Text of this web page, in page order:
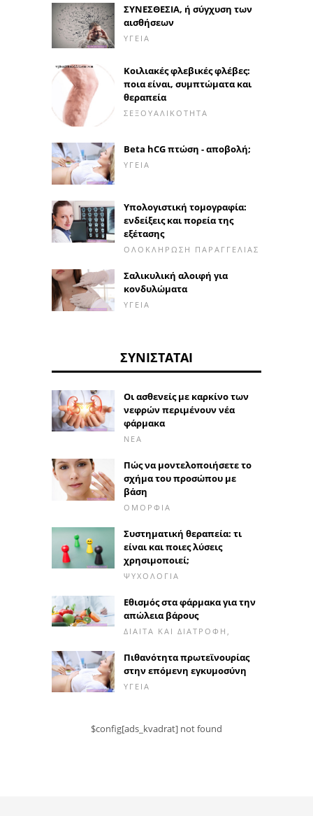
ΣΥΝΕΣΘΕΣΙΑ, ή σύγχυση των
αισθήσεων
ΥΓΕΊΑ
Κοιλιακές φλεβικές φλέβες:
ποια είναι, συμπτώματα και
θεραπεία
ΣΕΞΟΥΑΛΙΚΌΤΗΤΑ
Beta hCG πτώση - αποβολή;
ΥΓΕΊΑ
Υπολογιστική τομογραφία:
ενδείξεις και πορεία της
εξέτασης
ΟΛΟΚΛΉΡΩΣΗ ΠΑΡΑΓΓΕΛΊΑΣ
Σαλικυλική αλοιφή για
κονδυλώματα
ΥΓΕΊΑ
ΣΥΝΙΣΤΆΤΑΙ
Οι ασθενείς με καρκίνο των
νεφρών περιμένουν νέα
φάρμακα
ΝΈΑ
Πώς να μοντελοποιήσετε το
σχήμα του προσώπου με
βάση
ΟΜΟΡΦΙΆ
Συστηματική θεραπεία: τι
είναι και ποιες λύσεις
χρησιμοποιεί;
ΨΥΧΟΛΟΓΊΑ
Εθισμός στα φάρμακα για την
απώλεια βάρους
ΔΊΑΙΤΑ ΚΑΙ ΔΙΑΤΡΟΦΉ,
Πιθανότητα πρωτεϊνουρίας
στην επόμενη εγκυμοσύνη
ΥΓΕΊΑ
$config[ads_kvadrat] not found